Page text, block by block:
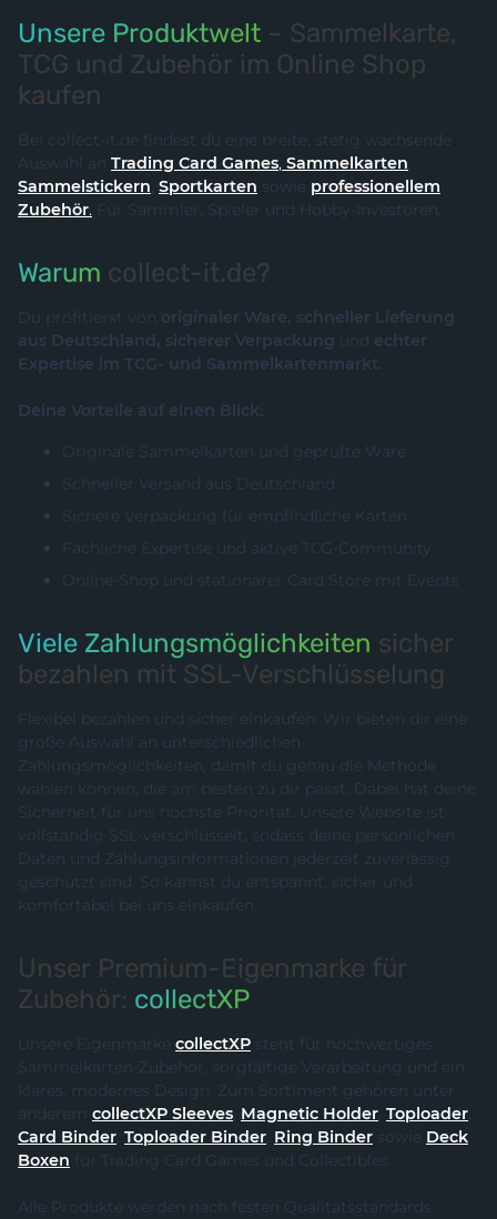
Unsere Produktwelt – Sammelkarte,
TCG und Zubehör im Online Shop
kaufen
Bei collect-it.de findest du eine breite, stetig wachsende
Auswahl an
Trading Card Games, Sammelkarten,
Sammelstickern, Sportkarten sowie professionellem
Zubehör. Für Sammler, Spieler und Hobby-Investoren.
Warum collect-it.de?
Du profitierst von originaler Ware, schneller Lieferung
aus Deutschland, sicherer Verpackung und echter
Expertise im TCG- und Sammelkartenmarkt.
Deine Vorteile auf einen Blick:
Originale Sammelkarten und geprüfte Ware
Schneller Versand aus Deutschland
Sichere Verpackung für empfindliche Karten
Fachliche Expertise und aktive TCG-Community
Online-Shop und stationärer Card Store mit Events
Viele Zahlungsmöglichkeiten sicher
bezahlen mit SSL-Verschlüsselung
Flexibel bezahlen und sicher einkaufen: Wir bieten dir eine
große Auswahl an unterschiedlichen
Zahlungsmöglichkeiten, damit du genau die Methode
wählen können, die am besten zu dir passt. Dabei hat deine
Sicherheit für uns höchste Priorität. Unsere Website ist
vollständig SSL-verschlüsselt, sodass deine persönlichen
Daten und Zahlungsinformationen jederzeit zuverlässig
geschützt sind. So kannst du entspannt, sicher und
komfortabel bei uns einkaufen.
Unser Premium-Eigenmarke für
Zubehör: collectXP
Unsere Eigenmarke collectXP steht für hochwertiges
Sammelkarten-Zubehör, sorgfältige Verarbeitung und ein
klares, modernes Design. Zum Sortiment gehören unter
anderem collectXP Sleeves, Magnetic Holder, Toploader,
Card Binder, Toploader Binder, Ring Binder sowie Deck
Boxen für Trading Card Games und Collectibles.
Alle Produkte werden nach festen Qualitätsstandards